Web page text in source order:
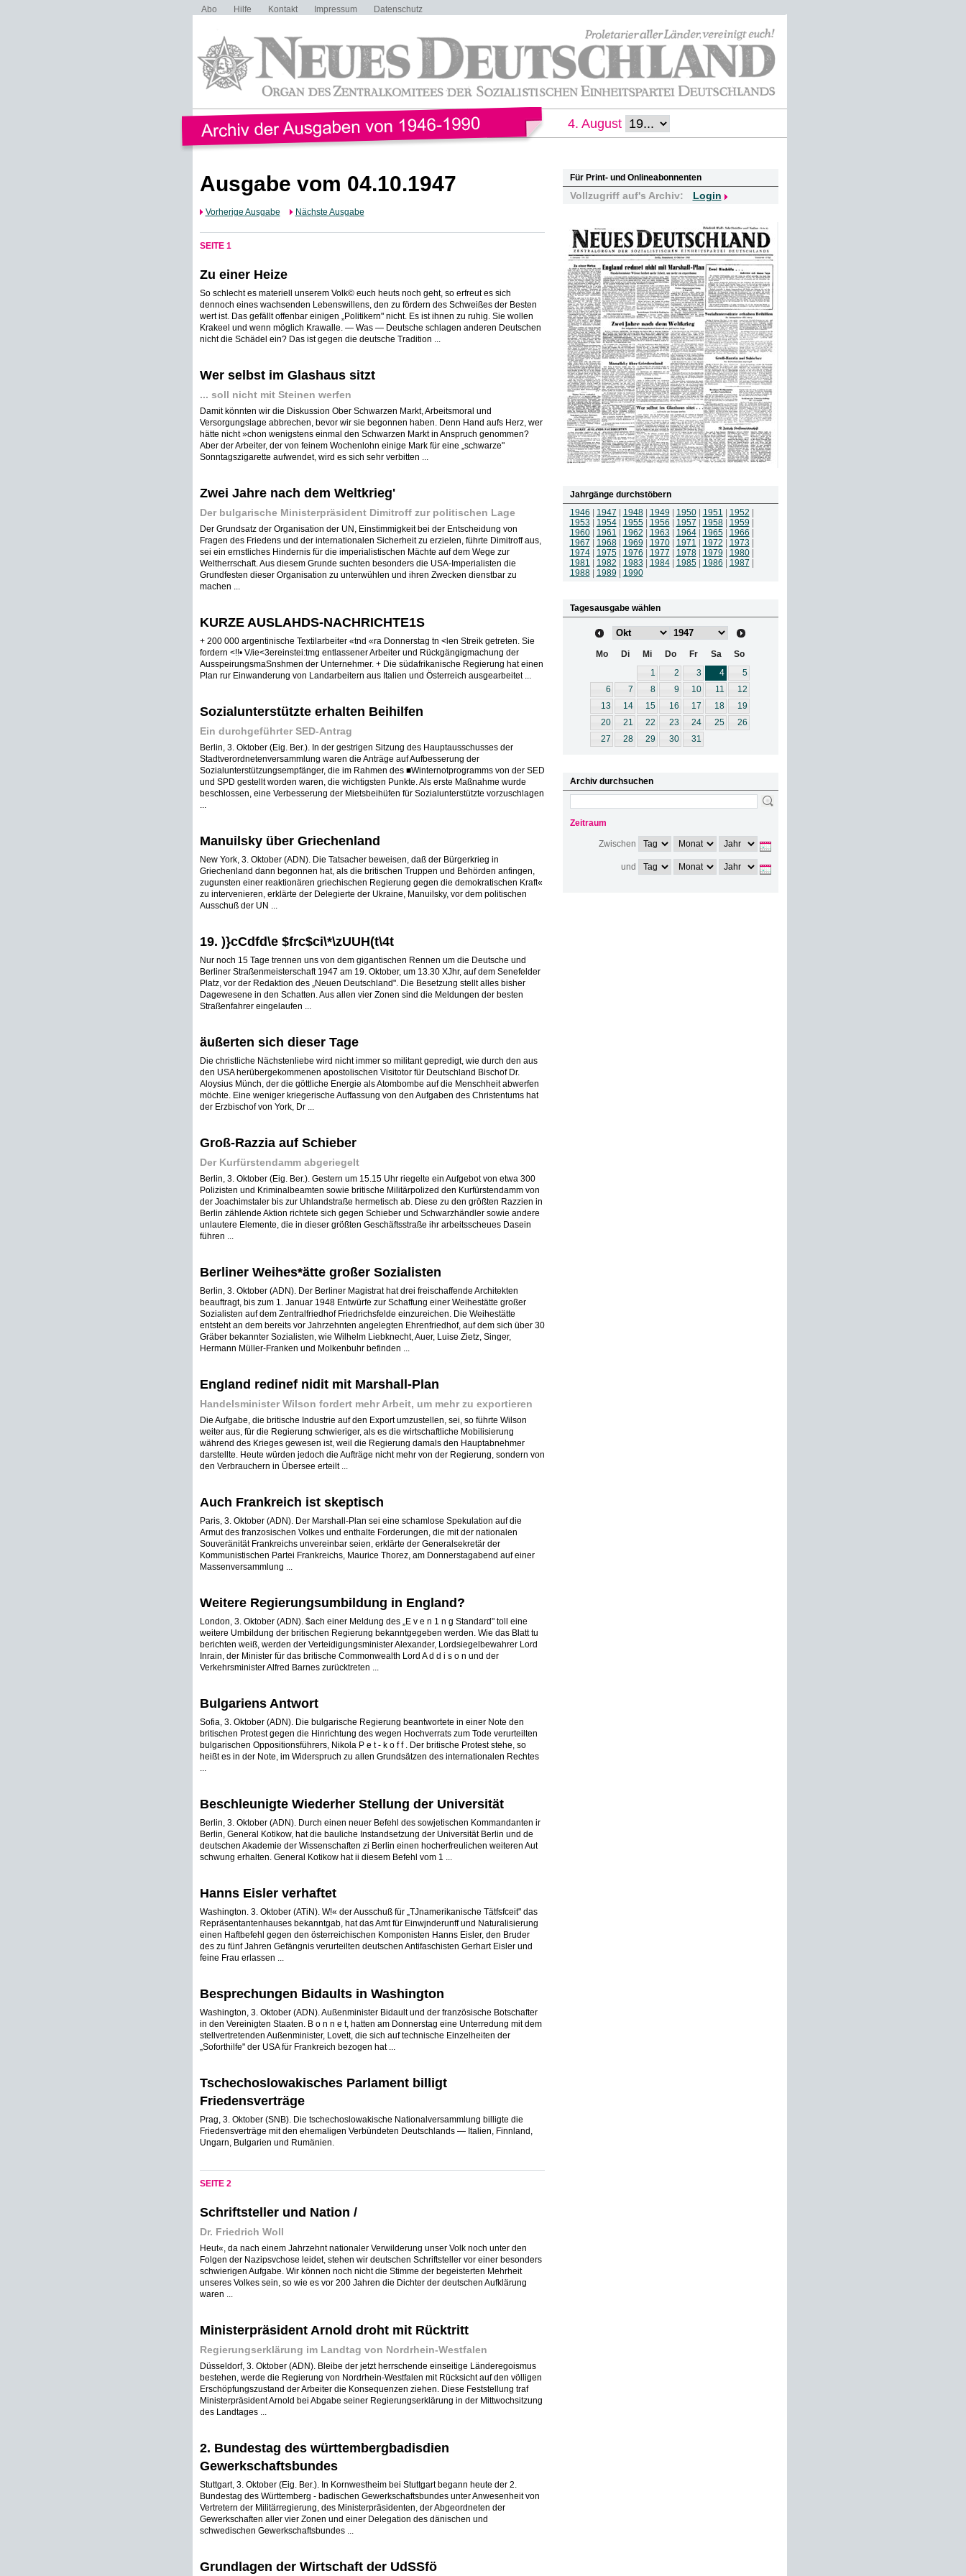
Abo Hilfe Kontakt Impressum Datenschutz
4. August
Ausgabe vom 04.10.1947
Vorherige Ausgabe Nächste Ausgabe
SEITE 1
Zu einer Heize
So schlecht es materiell unserem Volk© euch heuts noch geht, so erfreut es sich
dennoch eines wachsenden Lebenswillens, den zu fördern des Schweißes der Besten
wert ist. Das gefällt offenbar einigen „Politikern" nicht. Es ist ihnen zu ruhig. Sie wollen
Krakeel und wenn möglich Krawalle. — Was — Deutsche schlagen anderen Deutschen
nicht die Schädel ein? Das ist gegen die deutsche Tradition ...
Wer selbst im Glashaus sitzt
... soll nicht mit Steinen werfen
Damit könnten wir die Diskussion Ober Schwarzen Markt, Arbeitsmoral und
Versorgungslage abbrechen, bevor wir sie begonnen haben. Denn Hand aufs Herz, wer
hätte nicht »chon wenigstens einmal den Schwarzen Markt in Anspruch genommen?
Aber der Arbeiter, der von feinem Wochenlohn einige Mark für eine „schwarze"
Sonntagszigarette aufwendet, wird es sich sehr verbitten ...
Zwei Jahre nach dem Weltkrieg'
Der bulgarische Ministerpräsident Dimitroff zur politischen Lage
Der Grundsatz der Organisation der UN, Einstimmigkeit bei der Entscheidung von
Fragen des Friedens und der internationalen Sicherheit zu erzielen, führte Dimitroff aus,
sei ein ernstliches Hindernis für die imperialistischen Mächte auf dem Wege zur
Weltherrschaft. Aus diesem Grunde suchten besonders die USA-Imperialisten die
Grundfesten dieser Organisation zu unterwühlen und ihren Zwecken dienstbar zu
machen ...
KURZE AUSLAHDS-NACHRICHTE1S
+ 200 000 argentinische Textilarbeiter «tnd «ra Donnerstag tn <len Streik getreten. Sie
fordern <!!• V/ie<3ereinstei:tmg entlassener Arbeiter und Rückgängigmachung der
AusspeirungsmaSnshmen der Unternehmer. + Die südafrikanische Regierung hat einen
Plan rur Einwanderung von Landarbeitern aus Italien und Österreich ausgearbeitet ...
Sozialunterstützte erhalten Beihilfen
Ein durchgeführter SED-Antrag
Berlin, 3. Oktober (Eig. Ber.). In der gestrigen Sitzung des Hauptausschusses der
Stadtverordnetenversammlung waren die Anträge auf Aufbesserung der
Sozialunterstützungsempfänger, die im Rahmen des ■Winternotprogramms von der SED
und SPD gestellt worden waren, die wichtigsten Punkte. Als erste Maßnahme wurde
beschlossen, eine Verbesserung der Mietsbeihüfen für Sozialunterstützte vorzuschlagen
...
Manuilsky über Griechenland
New York, 3. Oktober (ADN). Die Tatsacher beweisen, daß der Bürgerkrieg in
Griechenland dann begonnen hat, als die britischen Truppen und Behörden anfingen,
zugunsten einer reaktionären griechischen Regierung gegen die demokratischen Kraft«
zu intervenieren, erklärte der Delegierte der Ukraine, Manuilsky, vor dem politischen
Ausschuß der UN ...
19. )}cCdfd\e $frc$ci\*\zUUH(t\4t
Nur noch 15 Tage trennen uns von dem gigantischen Rennen um die Deutsche und
Berliner Straßenmeisterschaft 1947 am 19. Oktober, um 13.30 XJhr, auf dem Senefelder
Platz, vor der Redaktion des „Neuen Deutschland". Die Besetzung stellt alles bisher
Dagewesene in den Schatten. Aus allen vier Zonen sind die Meldungen der besten
Straßenfahrer eingelaufen ...
äußerten sich dieser Tage
Die christliche Nächstenliebe wird nicht immer so militant gepredigt, wie durch den aus
den USA herübergekommenen apostolischen Visitotor für Deutschland Bischof Dr.
Aloysius Münch, der die göttliche Energie als Atombombe auf die Menschheit abwerfen
möchte. Eine weniger kriegerische Auffassung von den Aufgaben des Christentums hat
der Erzbischof von York, Dr ...
Groß-Razzia auf Schieber
Der Kurfürstendamm abgeriegelt
Berlin, 3. Oktober (Eig. Ber.). Gestern um 15.15 Uhr riegelte ein Aufgebot von etwa 300
Polizisten und Kriminalbeamten sowie britische Militärpolized den Kurfürstendamm von
der Joachimstaler bis zur Uhlandstraße hermetisch ab. Diese zu den größten Razzien in
Berlin zählende Aktion richtete sich gegen Schieber und Schwarzhändler sowie andere
unlautere Elemente, die in dieser größten Geschäftsstraße ihr arbeitsscheues Dasein
führen ...
Berliner Weihes*ätte großer Sozialisten
Berlin, 3. Oktober (ADN). Der Berliner Magistrat hat drei freischaffende Architekten
beauftragt, bis zum 1. Januar 1948 Entwürfe zur Schaffung einer Weihestätte großer
Sozialisten auf dem Zentralfriedhof Friedrichsfelde einzureichen. Die Weihestätte
entsteht an dem bereits vor Jahrzehnten angelegten Ehrenfriedhof, auf dem sich über 30
Gräber bekannter Sozialisten, wie Wilhelm Liebknecht, Auer, Luise Zietz, Singer,
Hermann Müller-Franken und Molkenbuhr befinden ...
England redinef nidit mit Marshall-Plan
Handelsminister Wilson fordert mehr Arbeit, um mehr zu exportieren
Die Aufgabe, die britische Industrie auf den Export umzustellen, sei, so führte Wilson
weiter aus, für die Regierung schwieriger, als es die wirtschaftliche Mobilisierung
während des Krieges gewesen ist, weil die Regierung damals den Hauptabnehmer
darstellte. Heute würden jedoch die Aufträge nicht mehr von der Regierung, sondern von
den Verbrauchern in Übersee erteilt ...
Auch Frankreich ist skeptisch
Paris, 3. Oktober (ADN). Der Marshall-Plan sei eine schamlose Spekulation auf die
Armut des franzosischen Volkes und enthalte Forderungen, die mit der nationalen
Souveränität Frankreichs unvereinbar seien, erklärte der Generalsekretär der
Kommunistischen Partei Frankreichs, Maurice Thorez, am Donnerstagabend auf einer
Massenversammlung ...
Weitere Regierungsumbildung in England?
London, 3. Oktober (ADN). $ach einer Meldung des „E v e n 1 n g Standard" toll eine
weitere Umbildung der britischen Regierung bekanntgegeben werden. Wie das Blatt tu
berichten weiß, werden der Verteidigungsminister Alexander, Lordsiegelbewahrer Lord
Inrain, der Minister für das britische Commonwealth Lord A d d i s o n und der
Verkehrsminister Alfred Barnes zurücktreten ...
Bulgariens Antwort
Sofia, 3. Oktober (ADN). Die bulgarische Regierung beantwortete in einer Note den
britischen Protest gegen die Hinrichtung des wegen Hochverrats zum Tode verurteilten
bulgarischen Oppositionsführers, Nikola P e t - k o f f . Der britische Protest stehe, so
heißt es in der Note, im Widerspruch zu allen Grundsätzen des internationalen Rechtes
...
Beschleunigte Wiederher Stellung der Universität
Berlin, 3. Oktober (ADN). Durch einen neuer Befehl des sowjetischen Kommandanten ir
Berlin, General Kotikow, hat die bauliche Instandsetzung der Universität Berlin und de
deutschen Akademie der Wissenschaften zi Berlin einen hocherfreulichen weiteren Aut
schwung erhalten. General Kotikow hat ii diesem Befehl vom 1 ...
Hanns Eisler verhaftet
Washington. 3. Oktober (ATiN). W!« der Ausschuß für „TJnamerikanische Tätfsfceit" das
Repräsentantenhauses bekanntgab, hat das Amt für Einwjnderunff und Naturalisierung
einen Haftbefehl gegen den österreichischen Komponisten Hanns Eisler, den Bruder
des zu fünf Jahren Gefängnis verurteilten deutschen Antifaschisten Gerhart Eisler und
feine Frau erlassen ...
Besprechungen Bidaults in Washington
Washington, 3. Oktober (ADN). Außenminister Bidault und der französische Botschafter
in den Vereinigten Staaten. B o n n e t, hatten am Donnerstag eine Unterredung mit dem
stellvertretenden Außenminister, Lovett, die sich auf technische Einzelheiten der
„Soforthilfe" der USA für Frankreich bezogen hat ...
Tschechoslowakisches Parlament billigt
Friedensverträge
Prag, 3. Oktober (SNB). Die tschechoslowakische Nationalversammlung billigte die
Friedensverträge mit den ehemaligen Verbündeten Deutschlands — Italien, Finnland,
Ungarn, Bulgarien und Rumänien.
SEITE 2
Schriftsteller und Nation /
Dr. Friedrich Woll
Heut«, da nach einem Jahrzehnt nationaler Verwilderung unser Volk noch unter den
Folgen der Nazipsvchose leidet, stehen wir deutschen Schriftsteller vor einer besonders
schwierigen Aufgabe. Wir können noch nicht die Stimme der begeisterten Mehrheit
unseres Volkes sein, so wie es vor 200 Jahren die Dichter der deutschen Aufklärung
waren ...
Ministerpräsident Arnold droht mit Rücktritt
Regierungserklärung im Landtag von Nordrhein-Westfalen
Düsseldorf, 3. Oktober (ADN). Bleibe der jetzt herrschende einseitige Länderegoismus
bestehen, werde die Regierung von Nordrhein-Westfalen mit Rücksicht auf den völligen
Erschöpfungszustand der Arbeiter die Konsequenzen ziehen. Diese Feststellung traf
Ministerpräsident Arnold bei Abgabe seiner Regierungserklärung in der Mittwochsitzung
des Landtages ...
2. Bundestag des württembergbadisdien
Gewerkschaftsbundes
Stuttgart, 3. Oktober (Eig. Ber.). In Kornwestheim bei Stuttgart begann heute der 2.
Bundestag des Württemberg - badischen Gewerkschaftsbundes unter Anwesenheit von
Vertretern der Militärregierung, des Ministerpräsidenten, der Abgeordneten der
Gewerkschaften aller vier Zonen und einer Delegation des dänischen und
schwedischen Gewerkschaftsbundes ...
Grundlagen der Wirtschaft der UdSSfö
Für Print- und Onlineabonnenten
Vollzugriff auf's Archiv: Login
Jahrgänge durchstöbern
1946
1947 1948| 1949 1950| 1951 1952
1953
1954| 1955| 1956 1957 1958| 1959
1960| 1961 1962 1963 1964| 1965| 1966
1967
1968| 1969 1970| 1971 1972 1973
1974| 1975| 1976 1977 1978| 1979 1980|
1981
1982 1983 1984| 1985| 1986 1987
1988| 1989 1990
Tagesausgabe wählen
Mo Di Mi Do Fr Sa
So
1
2 3 4
5
6
7 8 9 10 11
12
13
14 15 16 17 18
19
20
21 22 23 24 25
26
27
28 29 30 31
Archiv durchsuchen
Zeitraum
Zwischen
und